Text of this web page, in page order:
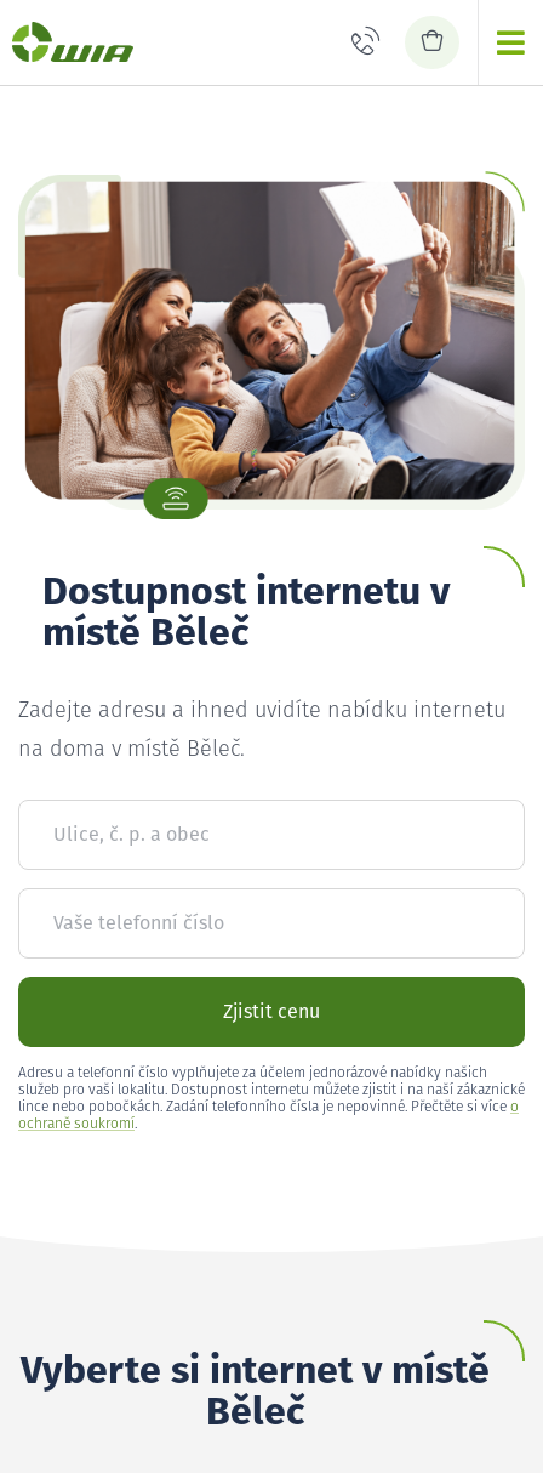
Dostupnost internetu v
místě Běleč
Zadejte adresu a ihned uvidíte nabídku internetu
na doma v místě Běleč.
Ulice, č. p. a obec
Vaše telefonní číslo
Zjistit cenu
Adresu a telefonní číslo vyplňujete za účelem jednorázové nabídky našich
služeb pro vaši lokalitu. Dostupnost internetu můžete zjistit i na naší zákaznické
lince nebo pobočkách. Zadání telefonního čísla je nepovinné. Přečtěte si více o
ochraně soukromí.
Vyberte si internet v místě
Běleč